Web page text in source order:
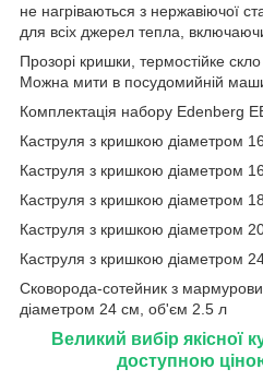
не нагріваються з нержавіючої
для всіх джерел тепла, включаючи
Прозорі кришки, термостійке
Можна мити в посудомийній
Комплектація набору Edenberg
Каструля з кришкою діаметром
Каструля з кришкою діаметром
Каструля з кришкою діаметром
Каструля з кришкою діаметром
Каструля з кришкою діаметром
Сковорода-сотейник з
діаметром 24 см, об'єм 2.5 л
Великий вибір якісної
доступною